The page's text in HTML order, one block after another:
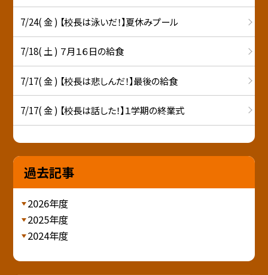
7/24( 金 ) 【校長は泳いだ！】夏休みプール
7/18( 土 ) ７月１６日の給食
7/17( 金 ) 【校長は悲しんだ！】最後の給食
7/17( 金 ) 【校長は話した！】１学期の終業式
過去記事
2026年度
2025年度
2024年度